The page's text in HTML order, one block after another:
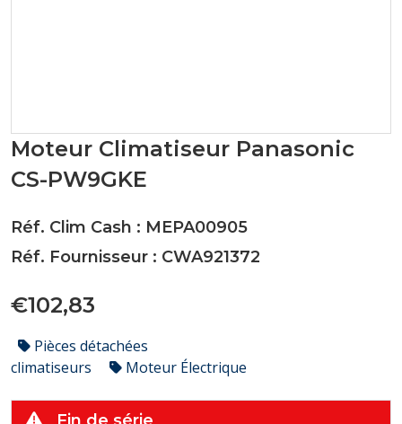
Moteur Climatiseur Panasonic
CS-PW9GKE
Réf. Clim Cash : MEPA00905
Réf. Fournisseur : CWA921372
€102,83
Pièces détachées
climatiseurs
Moteur Électrique